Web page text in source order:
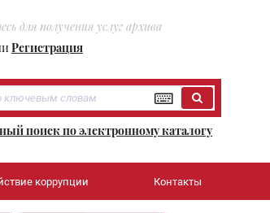
для получения услуг архива
Регистрация
поиск по электронному каталогу
коррупции Контакты